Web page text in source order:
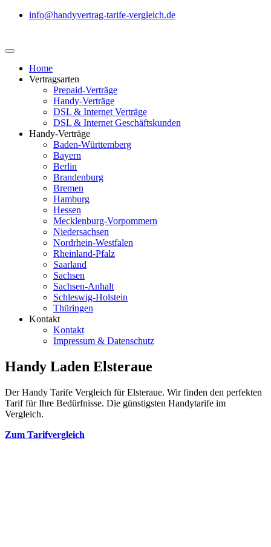
info@handyvertrag-tarife-vergleich.de
Home
Vertragsarten
Prepaid-Verträge
Handy-Verträge
DSL & Internet Verträge
DSL & Internet Geschäftskunden
Handy-Verträge
Baden-Württemberg
Bayern
Berlin
Brandenburg
Bremen
Hamburg
Hessen
Mecklenburg-Vorpommern
Niedersachsen
Nordrhein-Westfalen
Rheinland-Pfalz
Saarland
Sachsen
Sachsen-Anhalt
Schleswig-Holstein
Thüringen
Kontakt
Kontakt
Impressum & Datenschutz
Handy Laden Elsteraue
Der Handy Tarife Vergleich für Elsteraue. Wir finden den perfekten
Tarif für Ihre Bedürfnisse. Die günstigsten Handytarife im
Vergleich.
Zum Tarifvergleich